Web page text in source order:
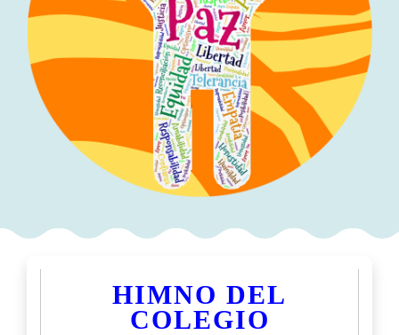
HIMNO DEL
COLEGIO